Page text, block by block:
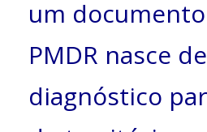
um
PMDR nasce
diagnóstico